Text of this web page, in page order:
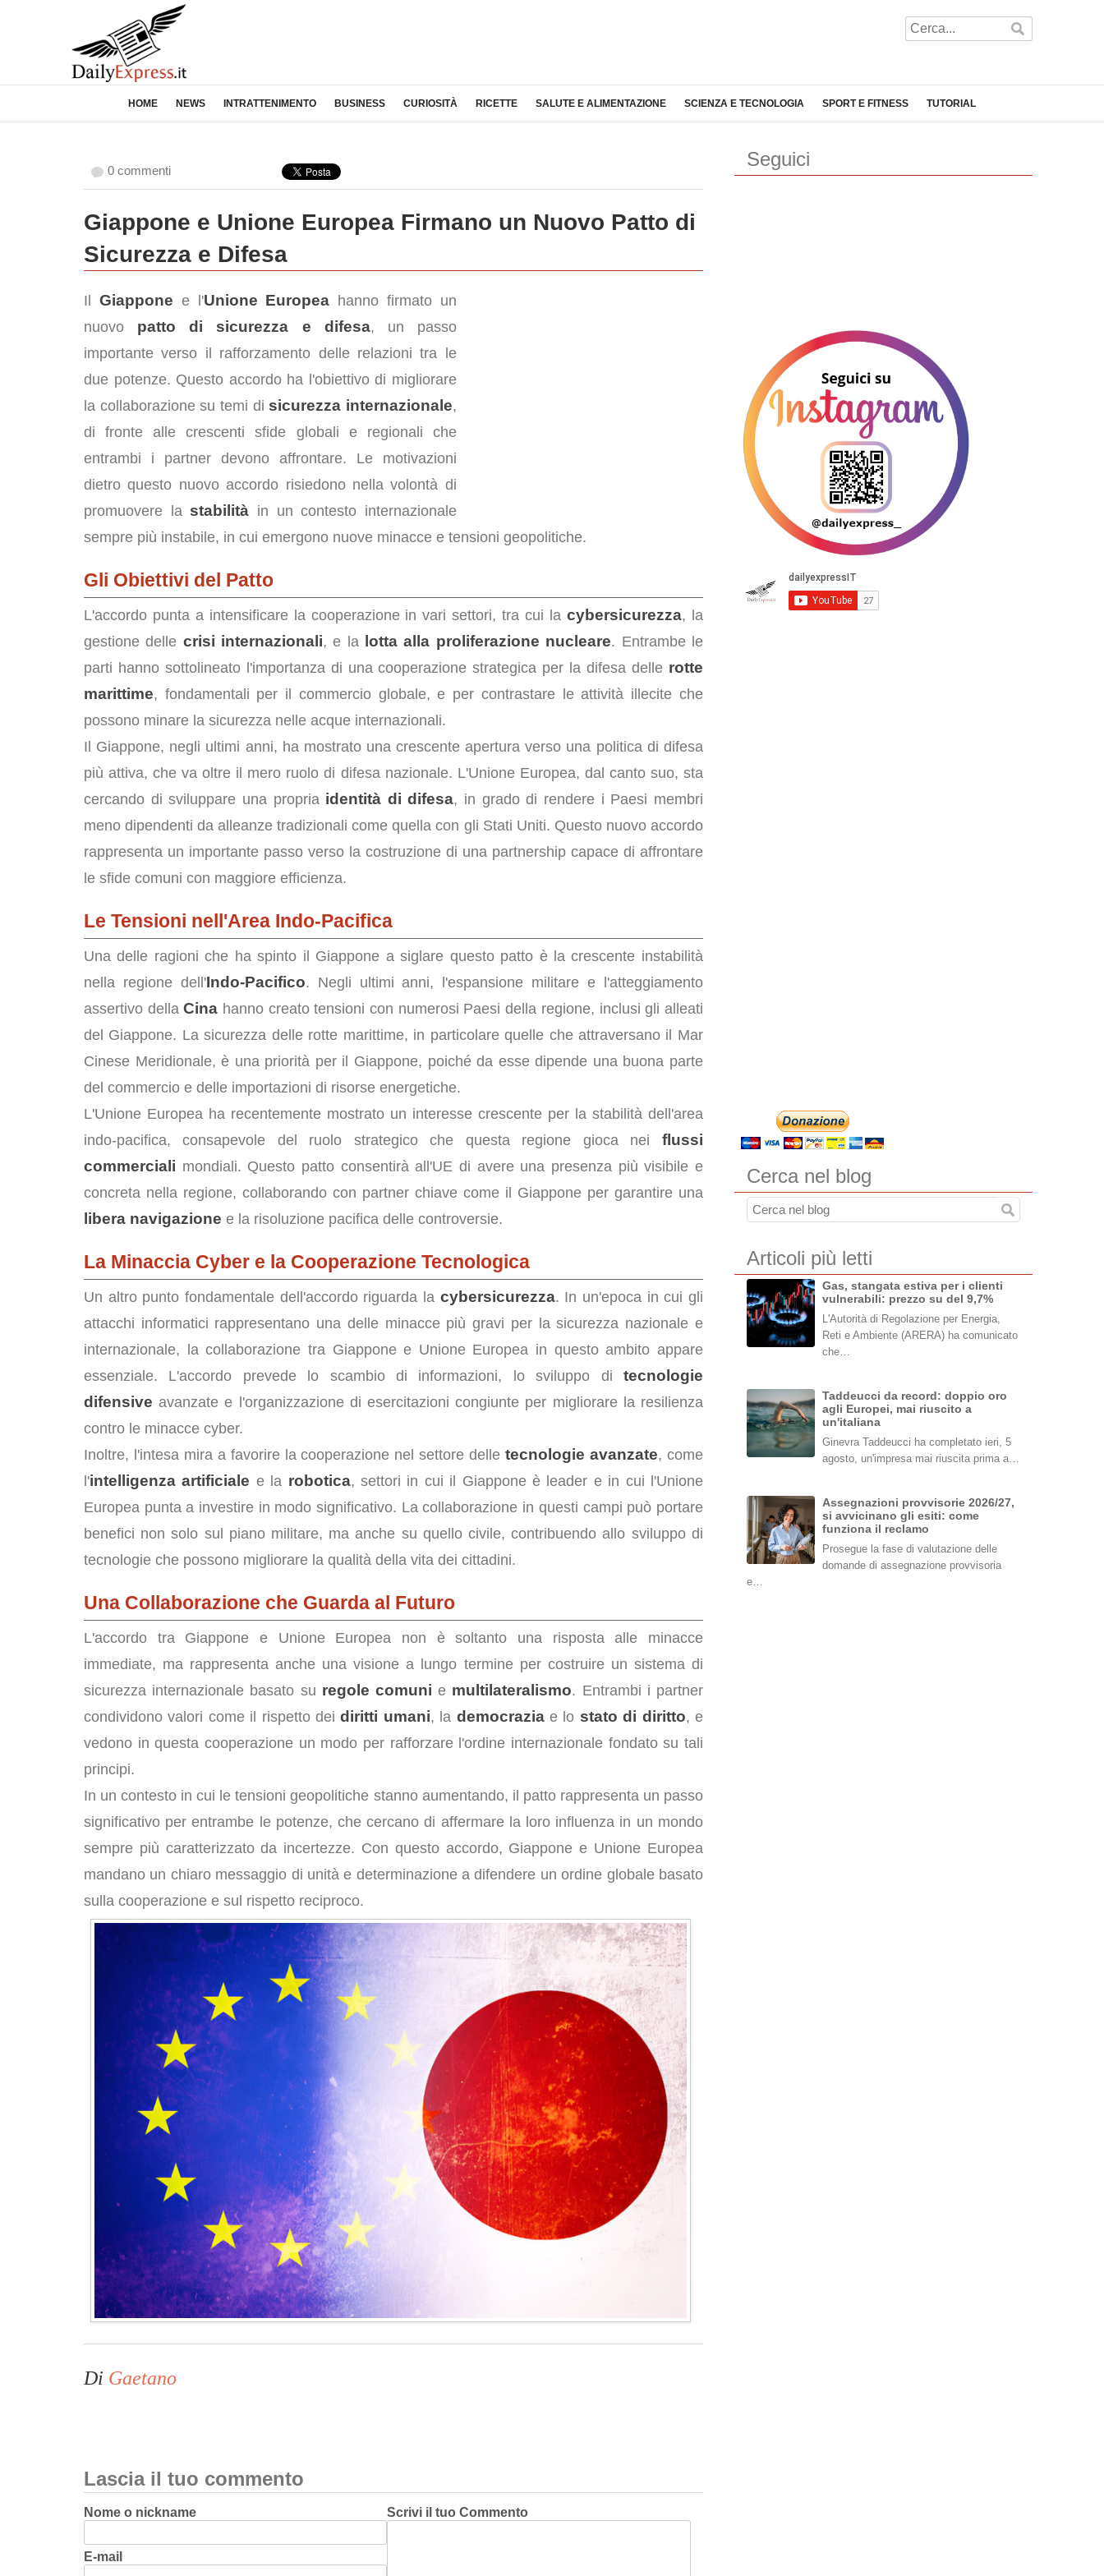
HOME NEWS INTRATTENIMENTO BUSINESS CURIOSITÀ RICETTE SALUTE E ALIMENTAZIONE SCIENZA E TECNOLOGIA SPORT E FITNESS TUTORIAL
0 commenti
Giappone e Unione Europea Firmano un Nuovo Patto di
Sicurezza e Difesa
Il Giappone e l'Unione Europea hanno firmato un
nuovo patto di sicurezza e difesa, un passo
importante verso il rafforzamento delle relazioni tra le
due potenze. Questo accordo ha l'obiettivo di migliorare
la collaborazione su temi di sicurezza internazionale,
di fronte alle crescenti sfide globali e regionali che
entrambi i partner devono affrontare. Le motivazioni
dietro questo nuovo accordo risiedono nella volontà di
promuovere la stabilità in un contesto internazionale
sempre più instabile, in cui emergono nuove minacce e tensioni geopolitiche.
Gli Obiettivi del Patto
L'accordo punta a intensificare la cooperazione in vari settori, tra cui la cybersicurezza, la
gestione delle crisi internazionali, e la lotta alla proliferazione nucleare. Entrambe le
parti hanno sottolineato l'importanza di una cooperazione strategica per la difesa delle rotte
marittime, fondamentali per il commercio globale, e per contrastare le attività illecite che
possono minare la sicurezza nelle acque internazionali.
Il Giappone, negli ultimi anni, ha mostrato una crescente apertura verso una politica di difesa
più attiva, che va oltre il mero ruolo di difesa nazionale. L'Unione Europea, dal canto suo, sta
cercando di sviluppare una propria identità di difesa, in grado di rendere i Paesi membri
meno dipendenti da alleanze tradizionali come quella con gli Stati Uniti. Questo nuovo accordo
rappresenta un importante passo verso la costruzione di una partnership capace di affrontare
le sfide comuni con maggiore efficienza.
Le Tensioni nell'Area Indo-Pacifica
Una delle ragioni che ha spinto il Giappone a siglare questo patto è la crescente instabilità
nella regione dell'Indo-Pacifico. Negli ultimi anni, l'espansione militare e l'atteggiamento
assertivo dellaCina hanno creato tensioni con numerosi Paesi della regione, inclusi gli alleati
del Giappone. La sicurezza delle rotte marittime, in particolare quelle che attraversano il Mar
Cinese Meridionale, è una priorità per il Giappone, poiché da esse dipende una buona parte
del commercio e delle importazioni di risorse energetiche.
L'Unione Europea ha recentemente mostrato un interesse crescente per la stabilità dell'area
indo-pacifica, consapevole del ruolo strategico che questa regione gioca nei flussi
commerciali mondiali. Questo patto consentirà all'UE di avere una presenza più visibile e
concreta nella regione, collaborando con partner chiave come il Giappone per garantire una
libera navigazione e la risoluzione pacifica delle controversie.
La Minaccia Cyber e la Cooperazione Tecnologica
Un altro punto fondamentale dell'accordo riguarda la cybersicurezza. In un'epoca in cui gli
attacchi informatici rappresentano una delle minacce più gravi per la sicurezza nazionale e
internazionale, la collaborazione tra Giappone e Unione Europea in questo ambito appare
essenziale. L'accordo prevede lo scambio di informazioni, lo sviluppo di tecnologie
difensive avanzate e l'organizzazione di esercitazioni congiunte per migliorare la resilienza
contro le minacce cyber.
Inoltre, l'intesa mira a favorire la cooperazione nel settore delletecnologie avanzate, come
l'intelligenza artificiale e la robotica, settori in cui il Giappone è leader e in cui l'Unione
Europea punta a investire in modo significativo. La collaborazione in questi campi può portare
benefici non solo sul piano militare, ma anche su quello civile, contribuendo allo sviluppo di
tecnologie che possono migliorare la qualità della vita dei cittadini.
Una Collaborazione che Guarda al Futuro
L'accordo tra Giappone e Unione Europea non è soltanto una risposta alle minacce
immediate, ma rappresenta anche una visione a lungo termine per costruire un sistema di
sicurezza internazionale basato su regole comuni e multilateralismo. Entrambi i partner
condividono valori come il rispetto deidiritti umani, la democraziae lo stato di diritto, e
vedono in questa cooperazione un modo per rafforzare l'ordine internazionale fondato su tali
principi.
In un contesto in cui le tensioni geopolitiche stanno aumentando, il patto rappresenta un passo
significativo per entrambe le potenze, che cercano di affermare la loro influenza in un mondo
sempre più caratterizzato da incertezze. Con questo accordo, Giappone e Unione Europea
mandano un chiaro messaggio di unità e determinazione a difendere un ordine globale basato
sulla cooperazione e sul rispetto reciproco.
Di Gaetano
Lascia il tuo commento
Nome o nickname
E-mail
Scrivi il tuo Commento
Seguici
Cerca nel blog
Articoli più letti
Gas, stangata estiva per i clienti
vulnerabili: prezzo su del 9,7%
L'Autorità di Regolazione per Energia,
Reti e Ambiente (ARERA) ha comunicato
che…
Taddeucci da record: doppio oro
agli Europei, mai riuscito a
un'italiana
Ginevra Taddeucci ha completato ieri, 5
agosto, un'impresa mai riuscita prima a…
Assegnazioni provvisorie 2026/27,
si avvicinano gli esiti: come
funziona il reclamo
Prosegue la fase di valutazione delle
domande di assegnazione provvisoria
e…